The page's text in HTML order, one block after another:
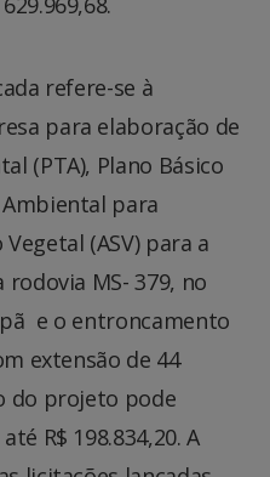
refere-se à
para elaboração de
(PTA), Plano Básico
para
(ASV) para a
MS- 379, no
e o entroncamento
extensão de 44
do projeto pode
R$ 198.834,20. A